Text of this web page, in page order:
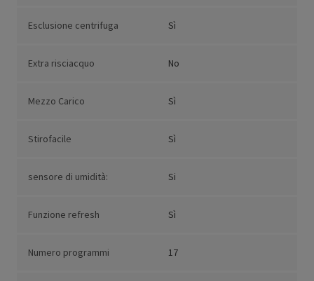
Esclusione centrifuga Sì
Extra risciacquo No
Mezzo Carico Sì
Stirofacile Sì
sensore di umidità: Si
Funzione refresh Sì
Numero programmi 17